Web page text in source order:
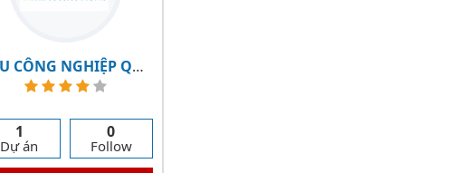
KHU CÔNG NGHIỆP QUỐC TẾ PROTRADE - PITP
1
Dự án
0
Follow